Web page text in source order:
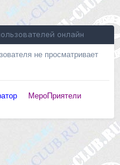
онлайн
не просматривает
МероПриятели